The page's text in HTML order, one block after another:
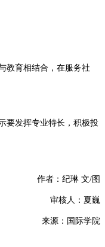
教育相结合，在服务社
要发挥专业特长，积极投
作者：纪琳 文/图
审核人：夏巍
来源：国际学院